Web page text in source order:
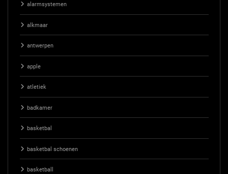
alarmsystemen
alkmaar
antwerpen
apple
atletiek
badkamer
basketbal
basketbal schoenen
basketball